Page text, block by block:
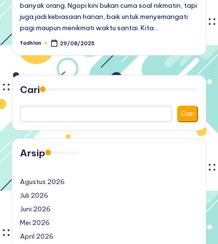
banyak orang. Ngopi kini bukan cuma soal nikmatin, tapi
juga jadi kebiasaan harian, baik untuk menyemangati
pagi maupun menikmati waktu santai. Kita…
Posted
fadhlan 29/08/2025
Cari
Cari
Arsip
Agustus 2026
Juli 2026
Juni 2026
Mei 2026
April 2026